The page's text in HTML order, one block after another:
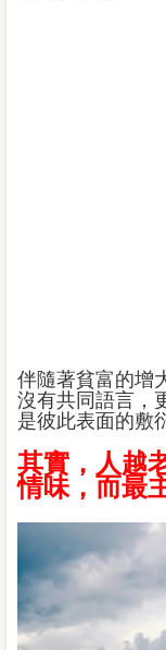
伴隨著貧富的增
沒有共同語言，
是彼此表面的敷
其實，人越
情味，而最